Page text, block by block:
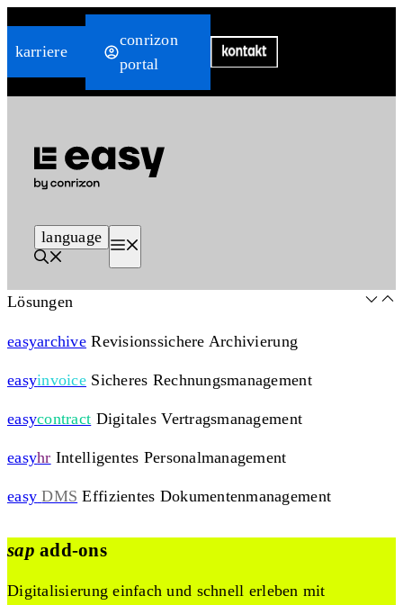
Inhalt
karriere
conrizon
portal
language
Lösungen
easyarchive Revisionssichere Archivierung
easyinvoice Sicheres Rechnungsmanagement
easycontract Digitales Vertragsmanagement
easyhr Intelligentes Personalmanagement
easy DMS Effizientes Dokumentenmanagement
sap add-ons
Digitalisierung einfach und schnell erleben mit